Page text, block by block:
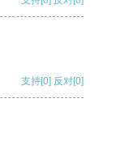
支持[0] 反对[0]